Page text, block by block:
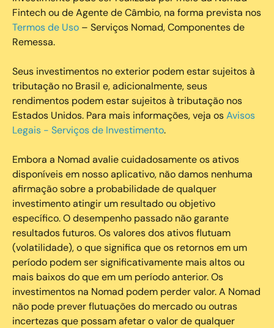
Fintech ou de Agente de Câmbio, na forma prevista nos
Termos de Uso – Serviços Nomad, Componentes de
Remessa.
Seus investimentos no exterior podem estar sujeitos à
tributação no Brasil e, adicionalmente, seus
rendimentos podem estar sujeitos à tributação nos
Estados Unidos. Para mais informações, veja osAvisos
Legais - Serviços de Investimento.
Embora a Nomad avalie cuidadosamente os ativos
disponíveis em nosso aplicativo, não damos nenhuma
afirmação sobre a probabilidade de qualquer
investimento atingir um resultado ou objetivo
específico. O desempenho passado não garante
resultados futuros. Os valores dos ativos flutuam
(volatilidade), o que significa que os retornos em um
período podem ser significativamente mais altos ou
mais baixos do que em um período anterior. Os
investimentos na Nomad podem perder valor. A Nomad
não pode prever flutuações do mercado ou outras
incertezas que possam afetar o valor de qualquer